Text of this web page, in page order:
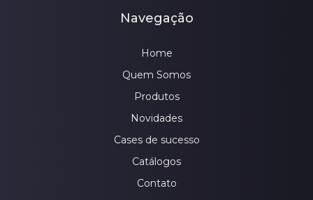
Navegação
Home
Quem Somos
Produtos
Novidades
Cases de sucesso
Catálogos
Contato